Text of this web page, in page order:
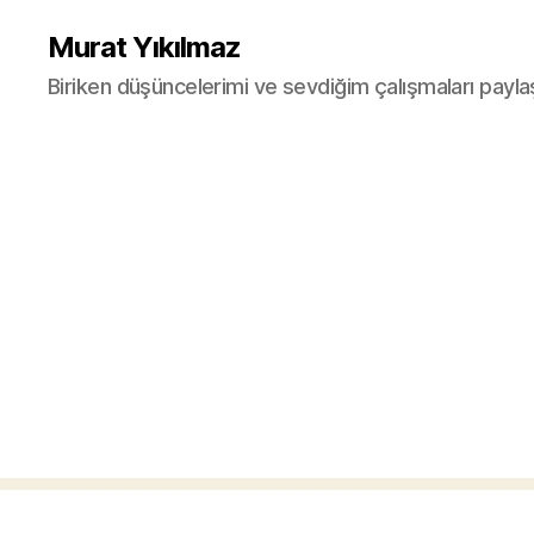
Murat Yıkılmaz
Biriken düşüncelerimi ve sevdiğim çalışmaları